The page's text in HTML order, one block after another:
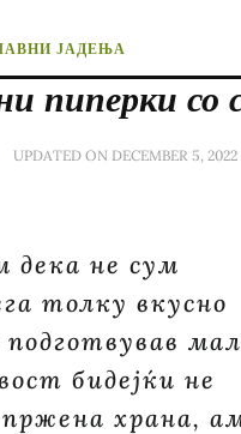
ЈАДЕЊА
пиперки со
UPDATED ON DECEMBER 5, 2022
дека не сум
толку вкусно
подготвував
бидејќи не
храна,